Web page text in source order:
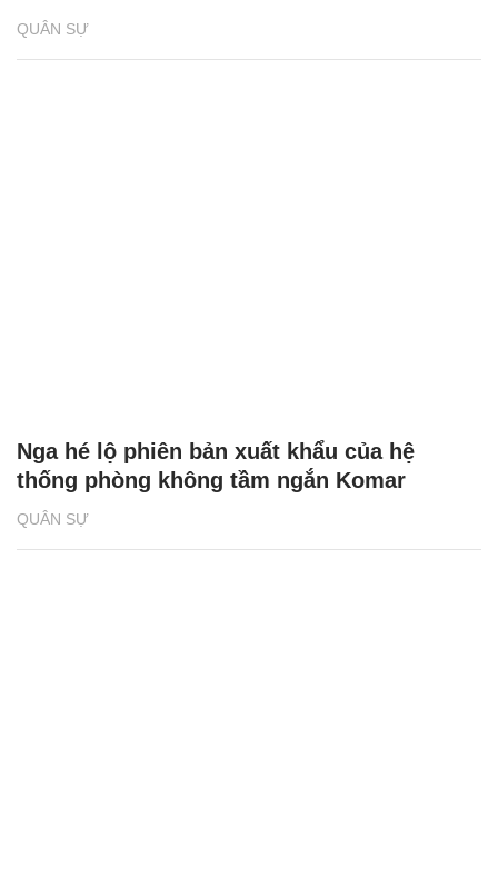
QUÂN SỰ
QUÂN SỰ
Nga hé lộ phiên bản xuất khẩu của hệ
thống phòng không tầm ngắn Komar